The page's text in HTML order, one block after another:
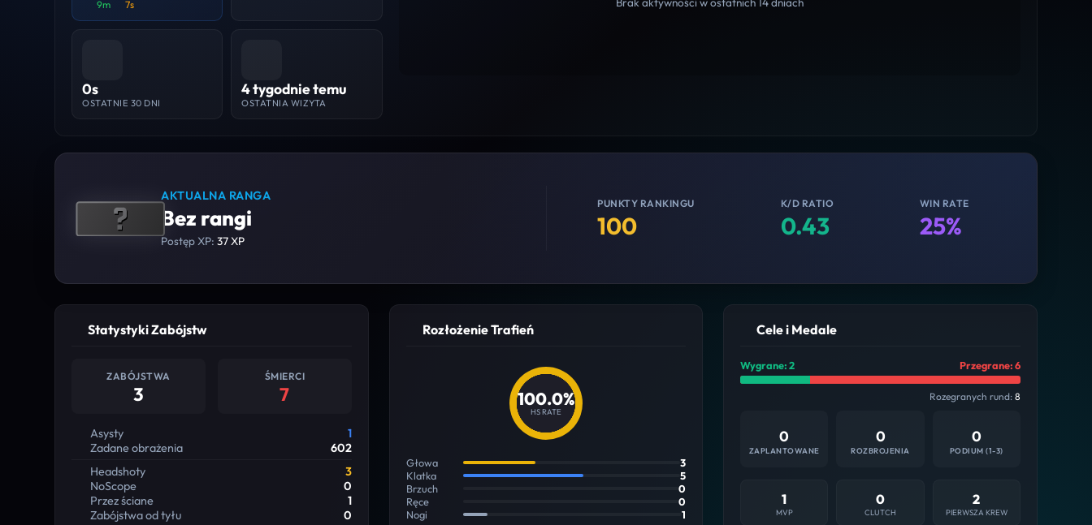
9m 7s
0s
OSTATNIE 30 DNI
4 tygodnie temu
OSTATNIA WIZYTA
AKTUALNA RANGA
Bez rangi
Postęp XP:37 XP
PUNKTY RANKINGU
100
K/D RATIO
0.43
WIN RATE
25%
Statystyki Zabójstw
ZABÓJSTWA
3
ŚMIERCI
7
Asysty
1
Zadane obrażenia
602
Headshoty
3
NoScope
0
Przez ściane
1
Zabójstwa od tyłu
0
Rozłożenie Trafień
100.0%
HS RATE
Głowa
3
Klatka
5
Brzuch
0
Ręce
0
Nogi
1
Cele i Medale
Wygrane: 2 Przegrane: 6
Rozegranych rund: 8
0
ZAPLANTOWANE
0
ROZBROJENIA
0
PODIUM (1-3)
1
MVP
0
CLUTCH
2
PIERWSZA KREW